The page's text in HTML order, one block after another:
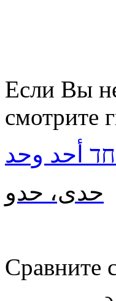
Если Вы
смотрите
أحد وحد
حدى، حدو
Сравните